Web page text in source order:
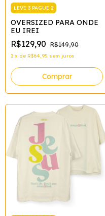
LEVE 3 PAGUE 2
OVERSIZED PARA ONDE
EU IREI
R$129,90 R$149,90
2 x de R$64,95 sem juros
Comprar